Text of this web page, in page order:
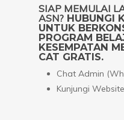
SIAP MEMULAI
ASN? HUBUNGI
UNTUK
PROGRAM
KESEMPATAN
CAT GRATIS.
Chat Admin
Kunjungi